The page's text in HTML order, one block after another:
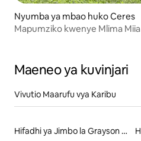
Nyumba ya mbao huko Ceres
Mapumziko kwenye Mlima Miia
Maeneo ya kuvinjari
Vivutio Maarufu vya Karibu
Hifadhi ya Jimbo la Grayson Highlands